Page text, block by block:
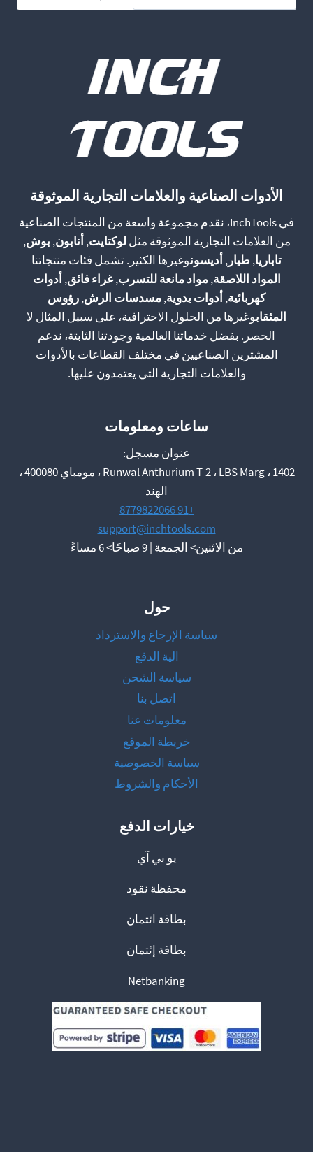
المختلفة
يمكن
اختيار
على
صفحة
المنتج
الأدوات الصناعية والعلامات التجارية الموثوقة
في InchTools، نقدم مجموعة واسعة من المنتجات الصناعية
من العلامات التجارية الموثوقة مثللوكتايت,أنابون, بوش,
تاباريا, طيار ,أديسونوغيرها الكثير. تشمل فئات منتجاتنا
المواد اللاصقة,مواد مانعة للتسرب,غراء فائق,أدوات
كهربائية,أدوات يدوية,مسدسات الرش,رؤوس
المثقابوغيرها من الحلول الاحترافية، على سبيل المثال لا
الحصر. بفضل خدماتنا العالمية وجودتنا الثابتة، ندعم
المشترين الصناعيين في مختلف القطاعات بالأدوات
والعلامات التجارية التي يعتمدون عليها.
ساعات ومعلومات
عنوان مسجل:
1402 ، Runwal Anthurium T-2 ، LBS Marg ، مومباي 400080 ،
الهند
+91 8779822066
support@inchtools.com
من الاثنين> الجمعة | 9 صباحًا> 6 مساءً
حول
سياسة الإرجاع والاسترداد
الية الدفع
سياسة الشحن
اتصل بنا
معلومات عنا
خريطة الموقع
سياسة الخصوصية
الأحكام والشروط
خيارات الدفع
يو بي آي
محفظة نقود
بطاقة ائتمان
بطاقة إئتمان
Netbanking